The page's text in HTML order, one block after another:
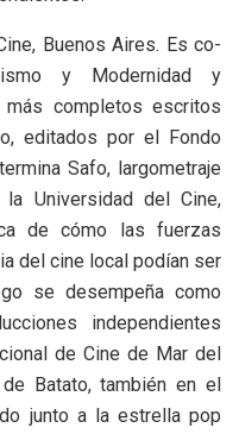
Buenos Aires. Es co-
y Modernidad y
completos escritos
editados por el Fondo
Safo, largometraje
Universidad del Cine,
de cómo las fuerzas
del cine local podían ser
se desempeña como
independientes
de Cine de Mar del
Batato, también en el
junto a la estrella pop